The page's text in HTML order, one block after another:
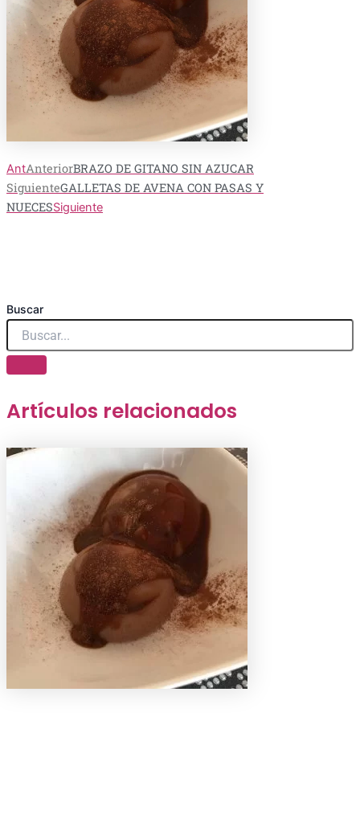
AntAnteriorBRAZO DE GITANO SIN AZUCAR
SiguienteGALLETAS DE AVENA CON PASAS Y
NUECESSiguiente
Buscar
Artículos relacionados